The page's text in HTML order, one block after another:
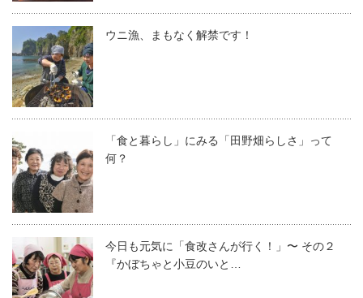
ウニ漁、まもなく解禁です！
「食と暮らし」にみる「田野畑らしさ」って
何？
今日も元気に「食改さんが行く！」〜 その２
『かぼちゃと小豆のいと…